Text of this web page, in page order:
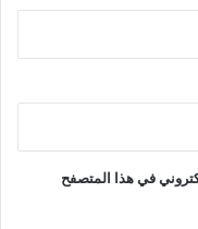
في هذا المتصفح